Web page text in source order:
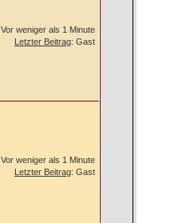
Vor weniger als 1 Minute
Letzter Beitrag: Gast
Vor weniger als 1 Minute
Letzter Beitrag: Gast